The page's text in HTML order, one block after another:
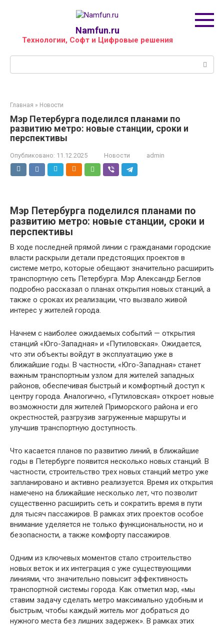
Namfun.ru
Технологии, Софт и Цифровые решения
Главная » Новости
Мэр Петербурга поделился планами по
развитию метро: новые станции, сроки и
перспективы
Опубликовано: 11.12.2025 Новости admin
Мэр Петербурга поделился планами по
развитию метро: новые станции, сроки и
перспективы
В ходе последней прямой линии с гражданами городские
власти раскрыли детали предстоящих проектов в
системе метро, которые обещают значительно расширить
транспортную сеть Петербурга. Мэр Александр Беглов
подробно рассказал о планах открытия новых станций, а
также о сроках их реализации, что вызвало живой
интерес у жителей города.
Начнем с наиболее ожидаемых событий — открытия
станций «Юго-Западная» и «Путиловская». Ожидается,
что эти объекты войдут в эксплуатацию уже в
ближайшие годы. В частности, «Юго-Западная» станет
важным транспортным узлом для жителей западных
районов, обеспечивая быстрый и комфортный доступ к
центру города. Аналогично, «Путиловская» откроет новые
возможности для жителей Приморского района и его
окрестностей, разгрузив загруженные маршруты и
улучшив транспортную доступность.
Что касается планов по развитию линий, в ближайшие
годы в Петербурге появится несколько новых станций. В
частности, строительство трех новых станций метро уже
запланировано и активно реализуется. Время их открытия
намечено на ближайшие несколько лет, что позволит
существенно расширить сеть и сократить время в пути
для тысяч пассажиров. В рамках этих проектов особое
внимание уделяется не только функциональности, но и
безопасности, а также комфорту пассажиров.
Одним из ключевых моментов стало строительство
новых веток и их интеграция с уже существующими
линиями, что значительно повысит эффективность
транспортной системы города. Как отметил мэр, «мы
ставим задачу сделать метро максимально удобным и
быстрым, чтобы каждый житель мог добраться до
нужного места без лишних задержек». В рамках этих